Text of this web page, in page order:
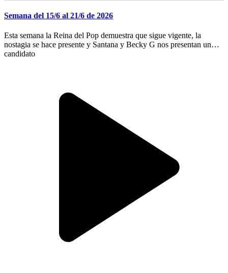
Semana del 15/6 al 21/6 de 2026
Esta semana la Reina del Pop demuestra que sigue vigente, la
nostagia se hace presente y Santana y Becky G nos presentan un
candidato